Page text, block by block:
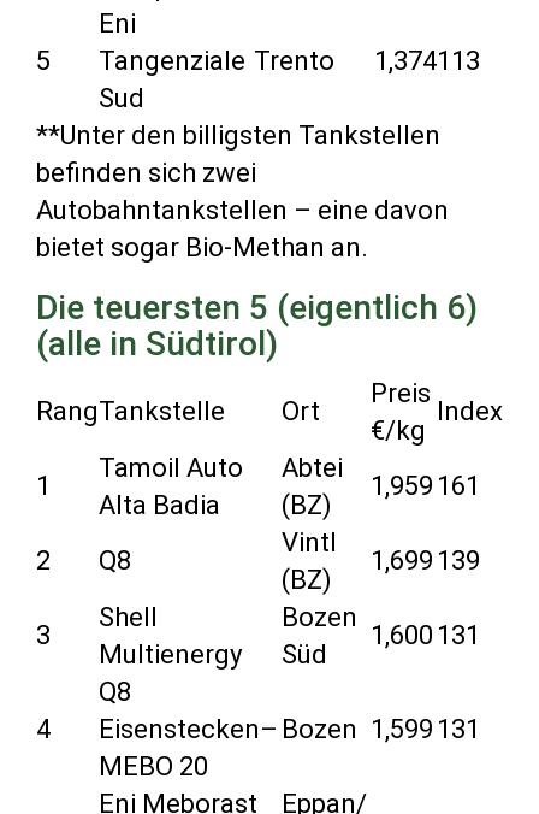
5
Eni
Tangenziale
Sud
Trento 1,374113
**Unter den billigsten Tankstellen
befinden sich zwei
Autobahntankstellen – eine davon
bietet sogar Bio-Methan an.
Die teuersten 5 (eigentlich 6)
(alle in Südtirol)
RangTankstelle Ort
Preis
€/kg
Index
1
Tamoil Auto
Alta Badia
Abtei
(BZ)
1,959 161
2 Q8
Vintl
(BZ)
1,699 139
3
Shell
Multienergy
Bozen
Süd
1,600 131
4
Q8
Eisenstecken–
MEBO 20
Bozen 1,599 131
Eni Meborast
Eppan/